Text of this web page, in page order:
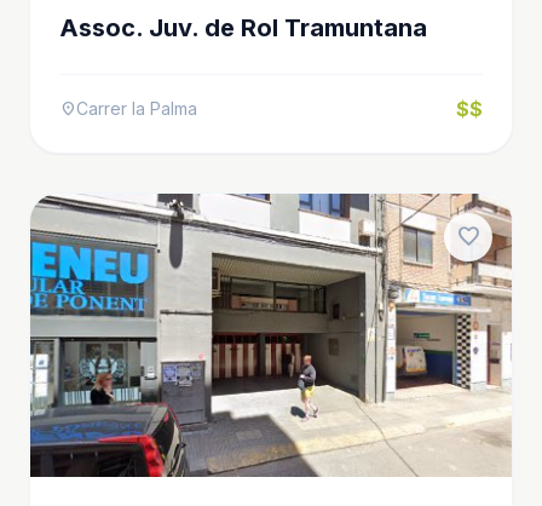
Assoc. Juv. de Rol Tramuntana
location_onCarrer la Palma $$
favorite